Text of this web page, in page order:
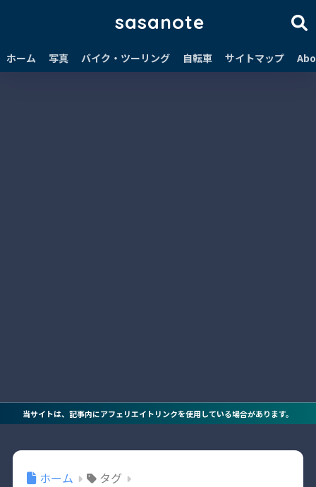
sasanote
ホーム 写真 バイク・ツーリング 自転車 サイトマップ
当サイトは、記事内にアフェリエイトリンクを使用している場合があります。
ホーム タグ